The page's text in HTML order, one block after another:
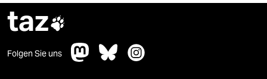
taz
Folgen Sie uns